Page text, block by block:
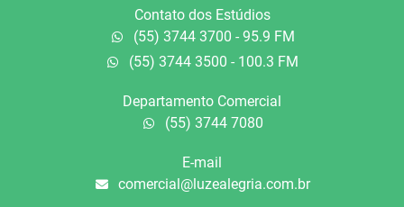
Contato dos Estúdios
(55) 3744 3700 - 95.9 FM
(55) 3744 3500 - 100.3 FM
Departamento Comercial
(55) 3744 7080
E-mail
comercial@luzealegria.com.br